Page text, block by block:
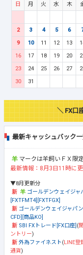
日 月 火 水 木
2
3 4 5 6
9
10 11 12 13
16
17 18 19 20
23
24 25 26 27
30
31
＼ FX口
最新キャッシュバック
マークは羊飼いＦＸ限
最新情報：8月3日11時に
▼8月更新分
ゴールデンウェイジャ
[FXTFMT4][FXTFGX]
ゴールデンウェイジャパ
CFD][商品KO]
SBI FXトレード[FX口座] (
ントリー)
外為ファイネスト(LINE登
通貨)